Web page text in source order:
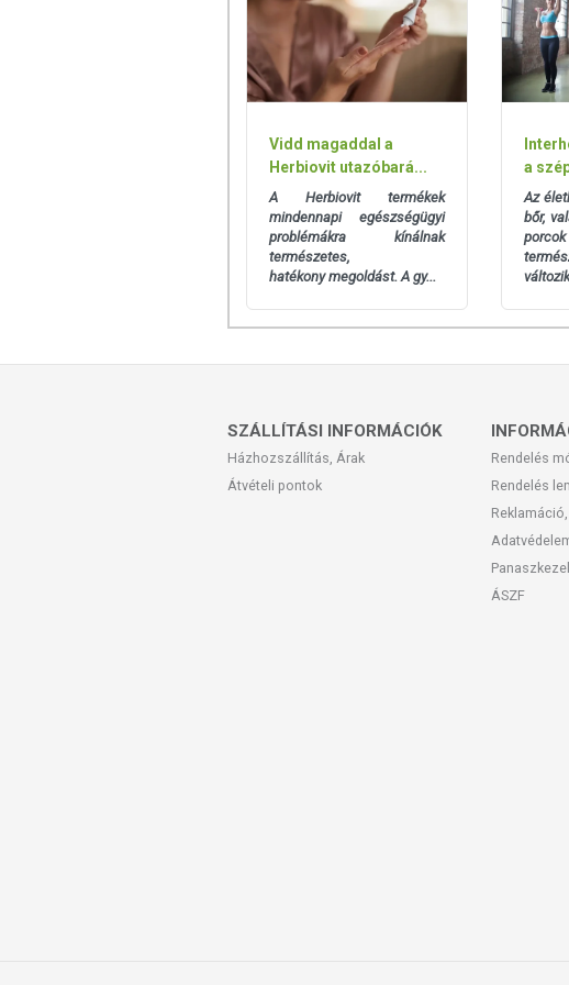
Minőségét megőrzi: Lásd a csomagoláson
belül felhasználandó.
Tárolás: Száraz helyen, +10 és +25 °C között.
Forgalmaző: Simply You Hungary Kft.
A termék belső fogyasztásra nem alkalmas. A
kezelés helyettesítésére alkalmas. Betegség
kell a szembejutást. Az ajánlott napi alkalmazási
bőrfelületen! Ne használja a készítményt, ha az
Vidd magaddal a
Herbiovit utazóbará...
A Herbiovit termékek
mindennapi egészségügyi
problémákra kínálnak
természetes,
hatékony megoldást. A gy...
a
Az
bőr,
SZÁLLÍTÁSI INFORMÁCIÓK
Házhozszállítás, Árak
Átvételi pontok
Rendelés
Rendelés
ÁSZF